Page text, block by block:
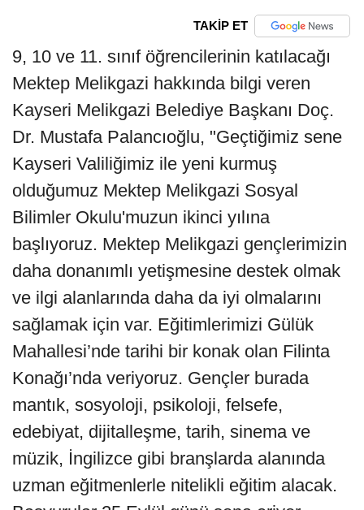
TAKİP ET
9, 10 ve 11. sınıf öğrencilerinin katılacağı
Mektep Melikgazi hakkında bilgi veren
Kayseri Melikgazi Belediye Başkanı Doç.
Dr. Mustafa Palancıoğlu, "Geçtiğimiz sene
Kayseri Valiliğimiz ile yeni kurmuş
olduğumuz Mektep Melikgazi Sosyal
Bilimler Okulu'muzun ikinci yılına
başlıyoruz. Mektep Melikgazi gençlerimizin
daha donanımlı yetişmesine destek olmak
ve ilgi alanlarında daha da iyi olmalarını
sağlamak için var. Eğitimlerimizi Gülük
Mahallesi’nde tarihi bir konak olan Filinta
Konağı’nda veriyoruz. Gençler burada
mantık, sosyoloji, psikoloji, felsefe,
edebiyat, dijitalleşme, tarih, sinema ve
müzik, İngilizce gibi branşlarda alanında
uzman eğitmenlerle nitelikli eğitim alacak.